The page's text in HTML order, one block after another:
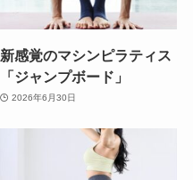
新感覚のマシンピラティス
「ジャンプボード」
2026年6月30日